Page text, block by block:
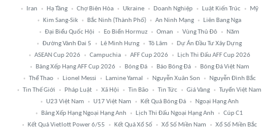
Iran Hạ Tầng Chợ Biên Hòa Ukraine Doanh Nghiệp Luật Kiến Trúc
Mỹ
Kim Sang-Sik
Bắc Ninh (thành Phố) An Ninh Mạng
Liên Bang Nga
Đại Biểu Quốc Hội
Eo Biển Hormuz Oman Vùng Thủ Đô
Năm
Đường Vành Đai 5
Lê Minh Hưng Tô Lâm
Dự Án Đầu Tư Xây Dựng
ASEAN Cup 2026
Campuchia AFF Cup 2026
Lịch Thi Đấu AFF Cup 2026
Bảng Xếp Hạng AFF Cup 2026
Bóng Đá Báo Bóng Đá
Bóng Đá Việt Nam
Thể Thao
Lionel Messi Lamine Yamal Nguyễn Xuân Son
Nguyễn Đình Bắc
Tin Thế Giới
Pháp Luật Xã Hội Tin Bão Tin Tức Giá Vàng
Tuyển Việt Nam
U23 Việt Nam
U17 Việt Nam Kết Quả Bóng Đá
Ngoại Hạng Anh
Bảng Xếp Hạng Ngoại Hạng Anh
Lịch Thi Đấu Ngoại Hạng Anh
Cúp C1
Kết Quả Vietlott Power 6/55
Kết Quả Xổ Số Xổ Số Miền Nam Xổ Số Miền Bắc